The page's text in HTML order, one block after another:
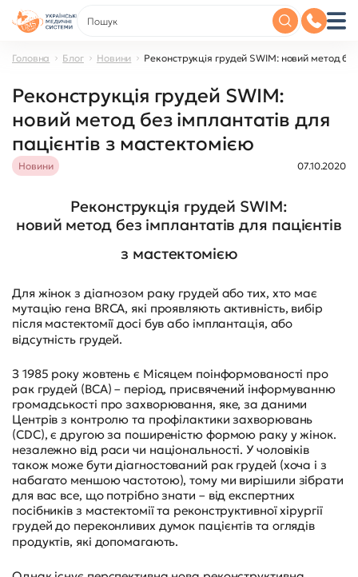
Головна Блог Новини Реконструкція грудей SWIM: новий метод
Реконструкція грудей SWIM:
новий метод без імплантатів для
пацієнтів з мастектомією
Новини 07.10.2020
Реконструкція грудей SWIM:
новий метод без імплантатів для пацієнтів
з мастектомією
Для жінок з діагнозом раку грудей або тих, хто має
мутацію гена BRCA, які проявляють активність, вибір
після мастектомії досі був або імплантація, або
відсутність грудей.
З 1985 року жовтень є Місяцем поінформованості про
рак грудей (BCA) – період, присвячений інформуванню
громадськості про захворювання, яке, за даними
Центрів з контролю та профілактики захворювань
(CDC), є другою за поширеністю формою раку у жінок.
незалежно від раси чи національності. У чоловіків
також може бути діагностований рак грудей (хоча і з
набагато меншою частотою), тому ми вирішили зібрати
для вас все, що потрібно знати – від експертних
посібників з мастектомії та реконструктивної хірургії
грудей до переконливих думок пацієнтів та оглядів
продуктів, які допомагають.